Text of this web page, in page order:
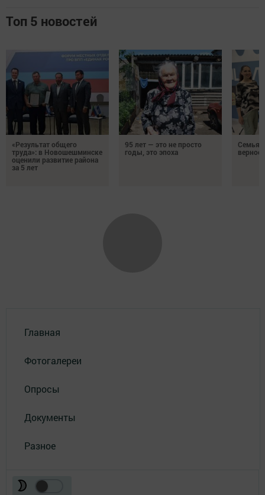
Топ 5 новостей
«Результат общего
труда»: в Новошешминске
оценили развитие района
за 5 лет
95 лет — это не просто
годы, это эпоха
Семья
Главная
Фотогалереи
Опросы
Документы
Разное